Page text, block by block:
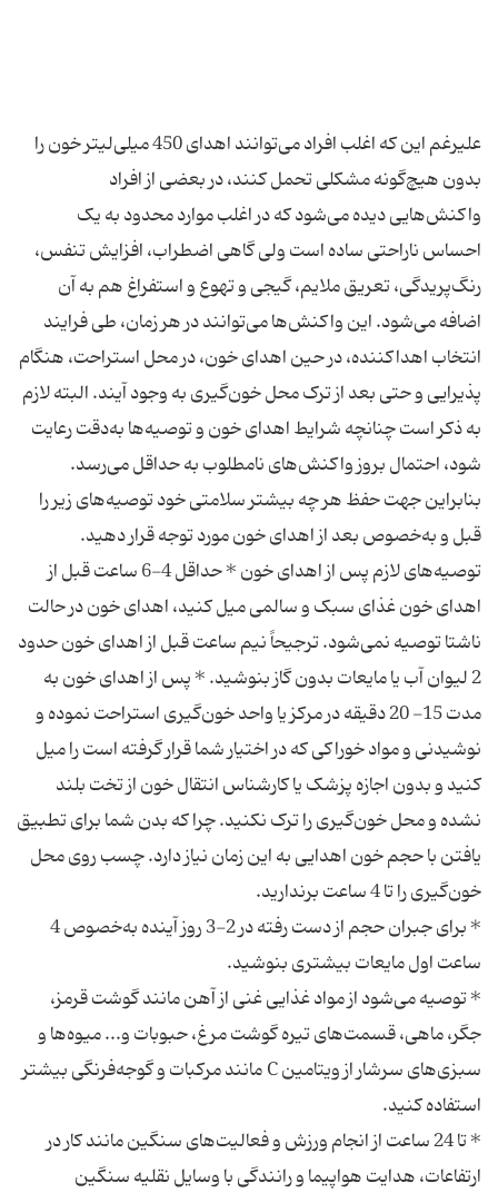
علیرغم این که اغلب افراد می‌توانند اهدای 450 میلی‌لیتر خون را
بدون هیچ‌گونه مشکلی تحمل کنند، در بعضی از افراد
واکنش‌هایی دیده می‌شود که در اغلب موارد محدود به یک
احساس ناراحتی ساده است ولی گاهی اضطراب، افزایش تنفس،
رنگ‌پریدگی، تعریق ملایم، گیجی و تهوع و استفراغ هم به آن
اضافه می‌شود. این واکنش‌ها می‌توانند در هر زمان، طی فرایند
انتخاب اهداکننده، در حین اهدای خون، در محل استراحت، هنگام
پذیرایی و حتی بعد از ترک محل خون‌گیری به وجود آیند. البته لازم
به ذکر است چنانچه شرایط اهدای خون و توصیه‌ها به‌دقت رعایت
شود، احتمال بروز واکنش‌های نامطلوب به حداقل می‌رسد.
بنابراین جهت حفظ هر چه بیشتر سلامتی خود توصیه‌های زیر را
توصیه‌های لازم پس از اهدای خون * حداقل 4-6 ساعت قبل از
اهدای خون غذای سبک و سالمی میل کنید، اهدای خون در حالت
ناشتا توصیه نمی‌شود. ترجیحاً نیم ساعت قبل از اهدای خون حدود
2 لیوان آب یا مایعات بدون گاز بنوشید. * پس از اهدای خون به
مدت 15- 20 دقیقه در مرکز یا واحد خون‌گیری استراحت نموده و
نوشیدنی و مواد خوراکی که در اختیار شما قرار گرفته است را میل
کنید و بدون اجازه پزشک یا کارشناس انتقال خون از تخت بلند
نشده و محل خون‌گیری را ترک نکنید. چرا که بدن شما برای تطبیق
یافتن با حجم خون اهدایی به این زمان نیاز دارد. چسب روی محل
* برای جبران حجم از دست رفته در 2-3 روز آینده به‌خصوص 4
* توصیه می‌شود از مواد غذایی غنی از آهن مانند گوشت قرمز،
جگر، ماهی، قسمت‌های تیره گوشت مرغ، حبوبات و... میوه‌ها و
سبزی‌های سرشار از ویتامین C مانند مرکبات و گوجه‌فرنگی بیشتر
* تا 24 ساعت از انجام ورزش و فعالیت‌های سنگین مانند کار در
ارتفاعات، هدایت هواپیما و رانندگی با وسایل نقلیه سنگین